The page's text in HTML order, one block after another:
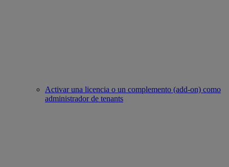
Activar una licencia o un complemento (add-on) como
administrador de tenants